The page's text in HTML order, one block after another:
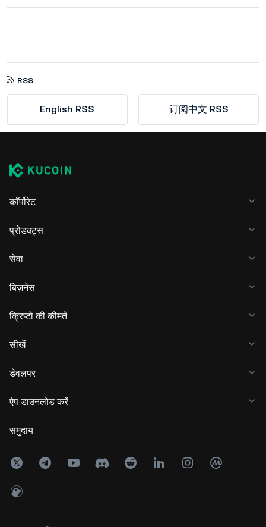
RSS
English RSS 订阅中文 RSS
कॉर्पोरेट
प्रोडक्ट्स
सेवा
बिज़नेस
क्रिप्टो की कीमतें
सीखें
डेवलपर
ऐप डाउनलोड करें
समुदाय